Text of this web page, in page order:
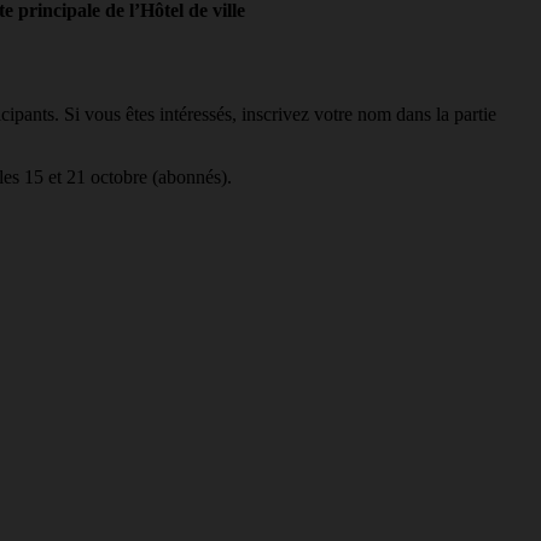
principale de l’Hôtel de ville
Si vous êtes intéressés, inscrivez votre nom dans la partie
15 et 21 octobre (abonnés).